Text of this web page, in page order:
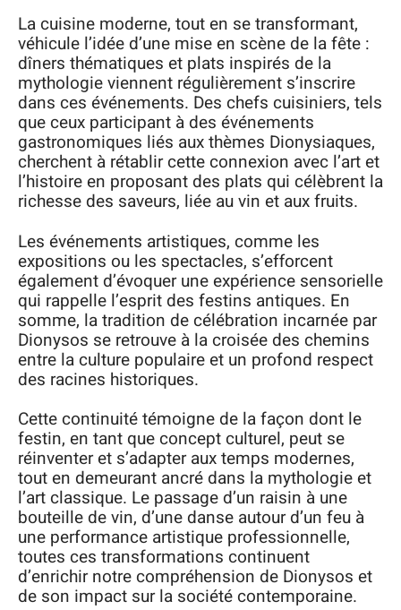
La cuisine moderne, tout en se transformant,
véhicule l’idée d’une mise en scène de la fête :
dîners thématiques et plats inspirés de la
mythologie viennent régulièrement s’inscrire
dans ces événements. Des chefs cuisiniers, tels
que ceux participant à des événements
gastronomiques liés aux thèmes Dionysiaques,
cherchent à rétablir cette connexion avec l’art et
l’histoire en proposant des plats qui célèbrent la
richesse des saveurs, liée au vin et aux fruits.
Les événements artistiques, comme les
expositions ou les spectacles, s’efforcent
également d’évoquer une expérience sensorielle
qui rappelle l’esprit des festins antiques. En
somme, la tradition de célébration incarnée par
Dionysos se retrouve à la croisée des chemins
entre la culture populaire et un profond respect
des racines historiques.
Cette continuité témoigne de la façon dont le
festin, en tant que concept culturel, peut se
réinventer et s’adapter aux temps modernes,
tout en demeurant ancré dans la mythologie et
l’art classique. Le passage d’un raisin à une
bouteille de vin, d’une danse autour d’un feu à
une performance artistique professionnelle,
toutes ces transformations continuent
d’enrichir notre compréhension de Dionysos et
de son impact sur la société contemporaine.